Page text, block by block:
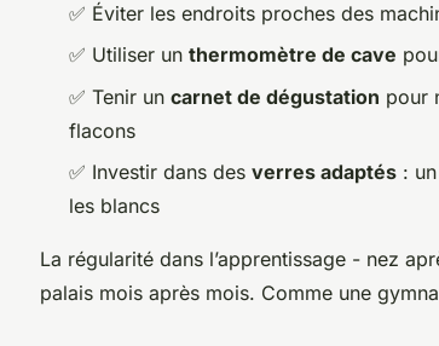
✅ Éviter les endroits proches des
✅ Utiliser un thermomètre de cave
✅ Tenir un carnet de dégustation pour
flacons
✅ Investir dans des verres adaptés :
les blancs
La régularité dans l’apprentissage - nez
palais mois après mois. Comme une